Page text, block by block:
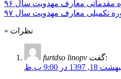
مقدماتی معارف مهدویت سال ۹۶
تکمیلی معارف مهدویت سال ۹۷
» نظرات
furtdso linopv
گفت:
1397 در 9:00 ب.ظ